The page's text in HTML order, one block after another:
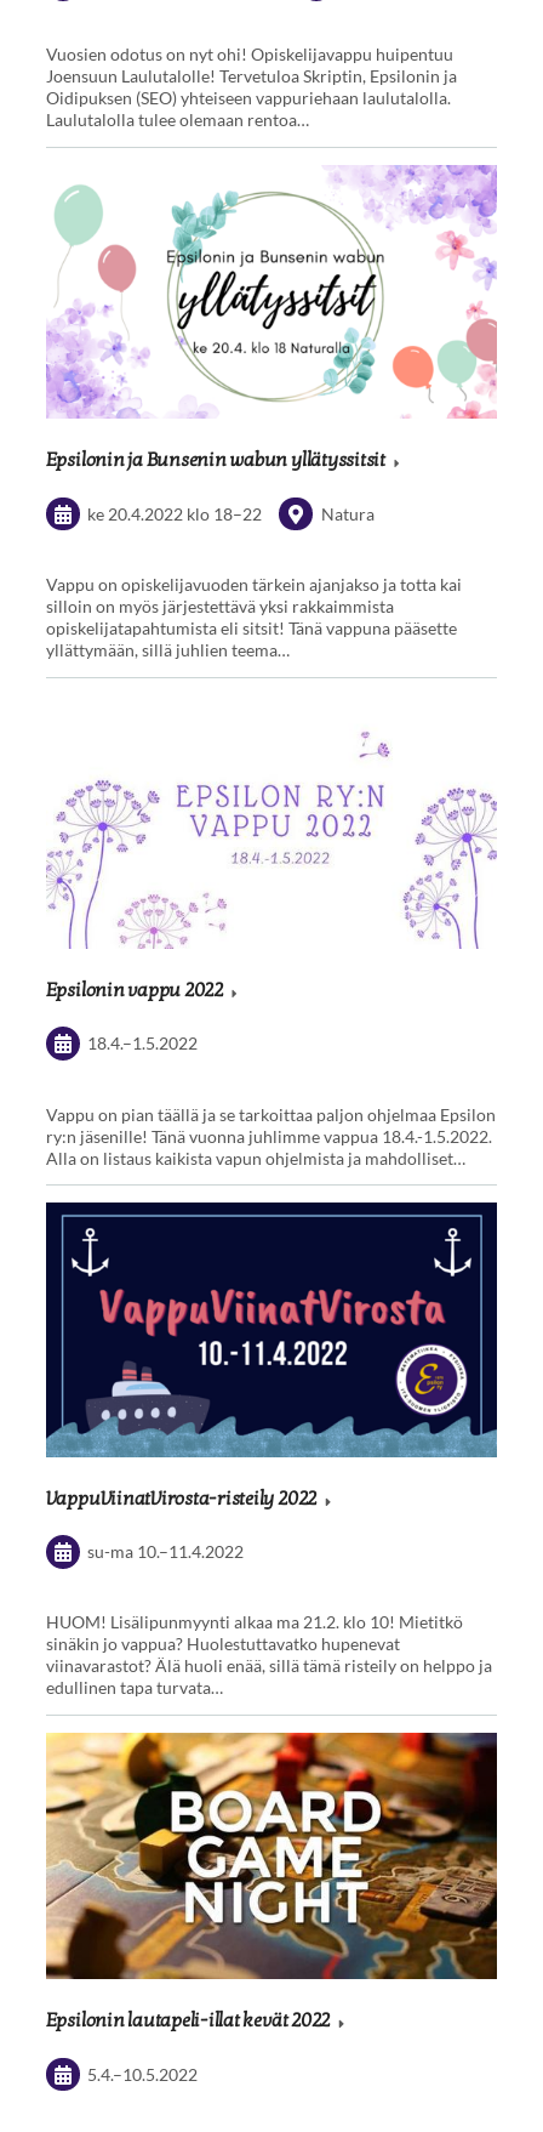
Vuosien odotus on nyt ohi! Opiskelijavappu huipentuu
Joensuun Laulutalolle! Tervetuloa Skriptin, Epsilonin ja
Oidipuksen (SEO) yhteiseen vappuriehaan laulutalolla.
Laulutalolla tulee olemaan rentoa…
Epsilonin ja Bunsenin wabun yllätyssitsit
ke 20.4.2022 klo 18–22 Natura
Vappu on opiskelijavuoden tärkein ajanjakso ja totta kai
silloin on myös järjestettävä yksi rakkaimmista
opiskelijatapahtumista eli sitsit! Tänä vappuna pääsette
yllättymään, sillä juhlien teema…
Epsilonin vappu 2022
18.4.–1.5.2022
Vappu on pian täällä ja se tarkoittaa paljon ohjelmaa Epsilon
ry:n jäsenille! Tänä vuonna juhlimme vappua 18.4.-1.5.2022.
Alla on listaus kaikista vapun ohjelmista ja mahdolliset…
VappuViinatVirosta-risteily 2022
su-ma 10.–11.4.2022
HUOM! Lisälipunmyynti alkaa ma 21.2. klo 10! Mietitkö
sinäkin jo vappua? Huolestuttavatko hupenevat
viinavarastot? Älä huoli enää, sillä tämä risteily on helppo ja
edullinen tapa turvata…
Epsilonin lautapeli-illat kevät 2022
5.4.–10.5.2022